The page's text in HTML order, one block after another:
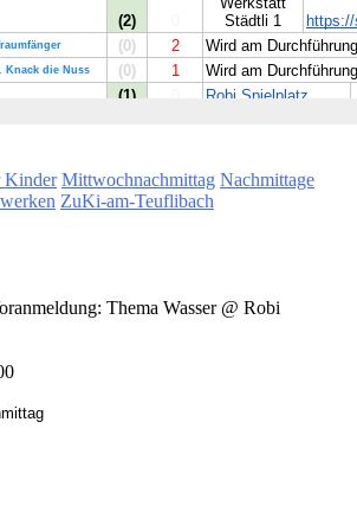
Kinder Mittwochnachmittag Nachmittage
ZuKi-am-Teuflibach
Thema Wasser @ Robi